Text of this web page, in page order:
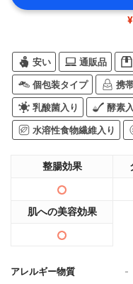
安い 通販品
個包装タイプ 携
乳酸菌入り 酵素
水溶性食物繊維入り
整腸効果
肌への美容効果
アレルギー物質
-